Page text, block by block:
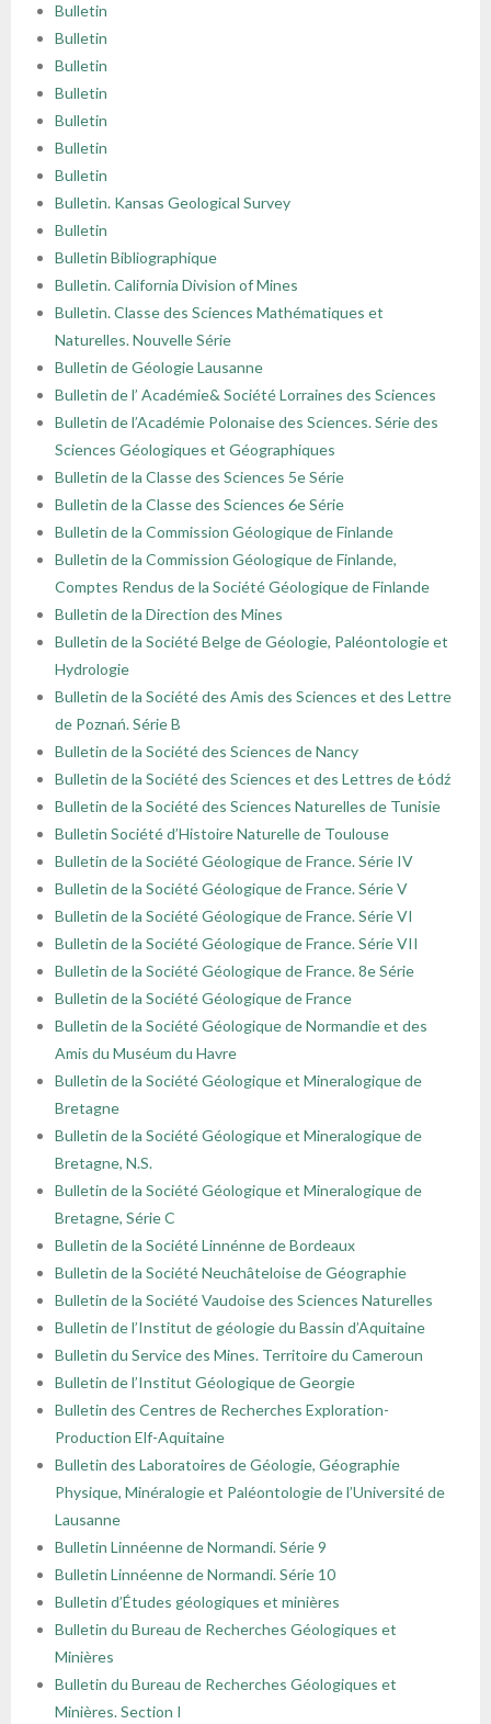
Bulletin
Bulletin
Bulletin
Bulletin
Bulletin
Bulletin
Bulletin
Bulletin. Kansas Geological Survey
Bulletin
Bulletin Bibliographique
Bulletin. California Division of Mines
Bulletin. Classe des Sciences Mathématiques et
Naturelles. Nouvelle Série
Bulletin de Géologie Lausanne
Bulletin de l’ Académie& Société Lorraines des Sciences
Bulletin de l’Académie Polonaise des Sciences. Série des
Sciences Géologiques et Géographiques
Bulletin de la Classe des Sciences 5e Série
Bulletin de la Classe des Sciences 6e Série
Bulletin de la Commission Géologique de Finlande
Bulletin de la Commission Géologique de Finlande,
Comptes Rendus de la Société Géologique de Finlande
Bulletin de la Direction des Mines
Bulletin de la Société Belge de Géologie, Paléontologie et
Hydrologie
Bulletin de la Société des Amis des Sciences et des Lettre
de Poznań. Série B
Bulletin de la Société des Sciences de Nancy
Bulletin de la Société des Sciences et des Lettres de Łódź
Bulletin de la Société des Sciences Naturelles de Tunisie
Bulletin Société d’Histoire Naturelle de Toulouse
Bulletin de la Société Géologique de France. Série IV
Bulletin de la Société Géologique de France. Série V
Bulletin de la Société Géologique de France. Série VI
Bulletin de la Société Géologique de France. Série VII
Bulletin de la Société Géologique de France. 8e Série
Bulletin de la Société Géologique de France
Bulletin de la Société Géologique de Normandie et des
Amis du Muséum du Havre
Bulletin de la Société Géologique et Mineralogique de
Bretagne
Bulletin de la Société Géologique et Mineralogique de
Bretagne, N.S.
Bulletin de la Société Géologique et Mineralogique de
Bretagne, Série C
Bulletin de la Société Linnénne de Bordeaux
Bulletin de la Société Neuchâteloise de Géographie
Bulletin de la Société Vaudoise des Sciences Naturelles
Bulletin de l’Institut de géologie du Bassin d’Aquitaine
Bulletin du Service des Mines. Territoire du Cameroun
Bulletin de l’Institut Géologique de Georgie
Bulletin des Centres de Recherches Exploration-
Production Elf-Aquitaine
Bulletin des Laboratoires de Géologie, Géographie
Physique, Minéralogie et Paléontologie de l’Université de
Lausanne
Bulletin Linnéenne de Normandi. Série 9
Bulletin Linnéenne de Normandi. Série 10
Bulletin d’Études géologiques et minières
Bulletin du Bureau de Recherches Géologiques et
Minières
Bulletin du Bureau de Recherches Géologiques et
Minières. Section I